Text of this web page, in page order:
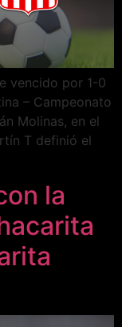
vencido por 1-0
– Campeonato
Molinas, en el
T definió el
la